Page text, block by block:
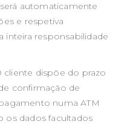
automaticamente
e respetiva
inteira responsabilidade
cliente dispõe do prazo
confirmação de
numa ATM
os dados facultados